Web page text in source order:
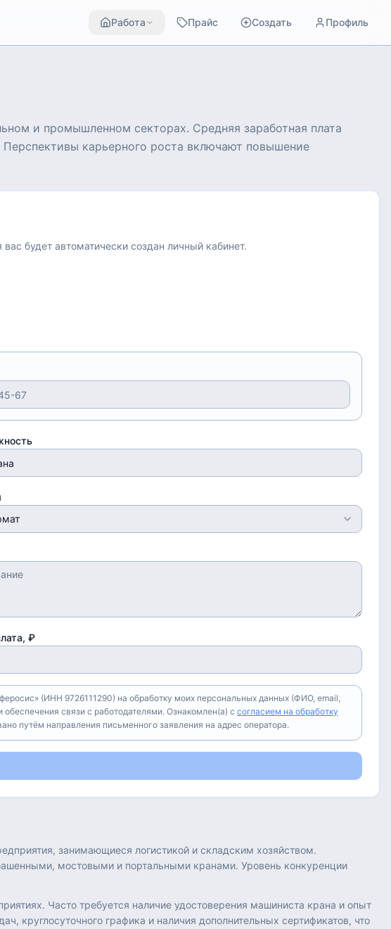
Работа Прайс Создать Профиль
и промышленном секторах. Средняя заработная плата
карьерного роста включают повышение
вас будет автоматически создан личный кабинет.
₽
(ИНН 9726111290) на обработку моих персональных данных (ФИО, email,
связи с работодателями. Ознакомлен(а) с согласием на обработку
путём направления письменного заявления на адрес оператора.
занимающиеся логистикой и складским хозяйством.
мостовыми и портальными кранами. Уровень конкуренции
Часто требуется наличие удостоверения машиниста крана и опыт
круглосуточного графика и наличия дополнительных сертификатов, что